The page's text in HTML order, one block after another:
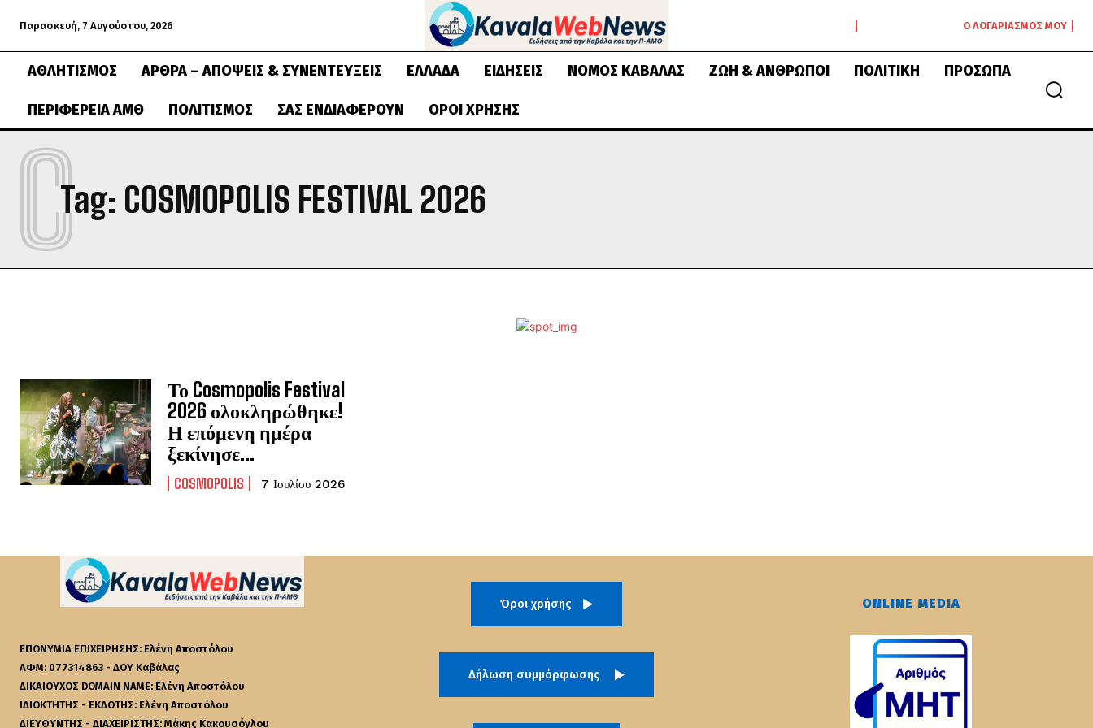
Παρασκευή, 7 Αυγούστου, 2026 Ο ΛΟΓΑΡΙΑΣΜΌΣ ΜΟΥ
ΑΘΛΗΤΙΣΜΌΣ ΆΡΘΡΑ – ΑΠΌΨΕΙΣ & ΣΥΝΕΝΤΕΎΞΕΙΣ ΕΛΛΆΔΑ ΕΙΔΉΣΕΙΣ ΝΟΜΌΣ ΚΑΒΆΛΑΣ ΖΩΉ & ΆΝΘΡΩΠΟΙ ΠΟΛΙΤΙΚΉ ΠΡΌΣΩΠΑ
ΠΕΡΙΦΈΡΕΙΑ ΑΜΘ ΠΟΛΙΤΙΣΜΌΣ ΣΑΣ ΕΝΔΙΑΦΈΡΟΥΝ ΌΡΟΙ ΧΡΉΣΗΣ
Tag: COSMOPOLIS FESTIVAL 2026
C
Το Cosmopolis Festival
2026 ολοκληρώθηκε!
Η επόμενη ημέρα
ξεκίνησε…
COSMOPOLIS 7 Ιουλίου 2026
ΕΠΩΝΥΜΙΑ ΕΠΙΧΕΙΡΗΣΗΣ: Ελένη Αποστόλου
ΑΦΜ: 077314863 - ΔΟΥ Καβάλας
ΔΙΚΑΙΟΥΧΟΣ DOMAIN NAME: Ελένη Αποστόλου
ΙΔΙΟΚΤΗΤΗΣ - ΕΚΔΟΤΗΣ: Ελένη Αποστόλου
ΔΙΕΥΘΥΝΤΗΣ - ΔΙΑΧΕΙΡΙΣΤΗΣ: Μάκης Κακουσόγλου
Όροι χρήσης
Δήλωση συμμόρφωσης
ONLINE MEDIA